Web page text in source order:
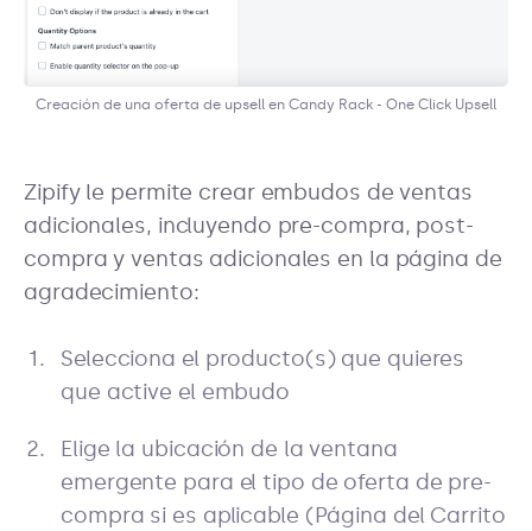
Creación de una oferta de upsell en Candy Rack - One Click Upsell
Zipify le permite crear embudos de ventas
adicionales, incluyendo pre-compra, post-
compra y ventas adicionales en la página de
agradecimiento:
Selecciona el producto(s) que quieres
que active el embudo
Elige la ubicación de la ventana
emergente para el tipo de oferta de pre-
compra si es aplicable (Página del Carrito